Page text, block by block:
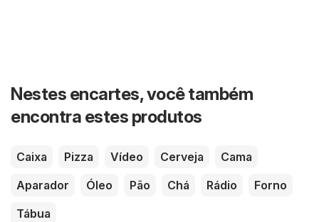
Nestes encartes, você também
encontra estes produtos
Caixa Pizza Vídeo Cerveja
Cama
Aparador
Óleo Pão Chá Rádio
Forno
Tábua